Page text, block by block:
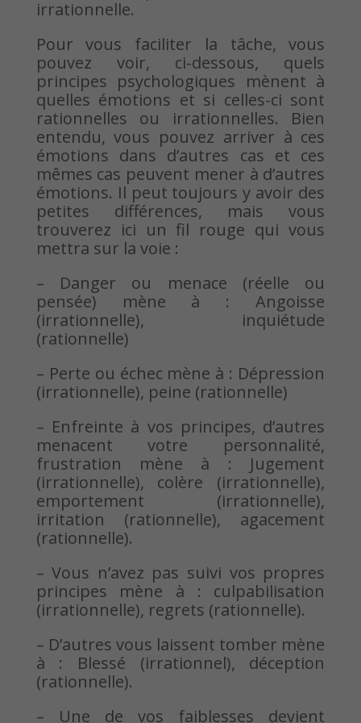
irrationnelle.
Pour vous faciliter la tâche, vous
pouvez voir, ci-dessous, quels
principes psychologiques mènent à
quelles émotions et si celles-ci sont
rationnelles ou irrationnelles. Bien
entendu, vous pouvez arriver à ces
émotions dans d’autres cas et ces
mêmes cas peuvent mener à d’autres
émotions. Il peut toujours y avoir des
petites différences, mais vous
trouverez ici un fil rouge qui vous
mettra sur la voie :
– Danger ou menace (réelle ou
pensée) mène à : Angoisse
(irrationnelle), inquiétude
(rationnelle)
– Perte ou échec mène à : Dépression
(irrationnelle), peine (rationnelle)
– Enfreinte à vos principes, d’autres
menacent votre personnalité,
frustration mène à : Jugement
(irrationnelle), colère (irrationnelle),
emportement (irrationnelle),
irritation (rationnelle), agacement
(rationnelle).
– Vous n’avez pas suivi vos propres
principes mène à : culpabilisation
(irrationnelle), regrets (rationnelle).
– D’autres vous laissent tomber mène
à : Blessé (irrationnel), déception
(rationnelle).
– Une de vos faiblesses devient